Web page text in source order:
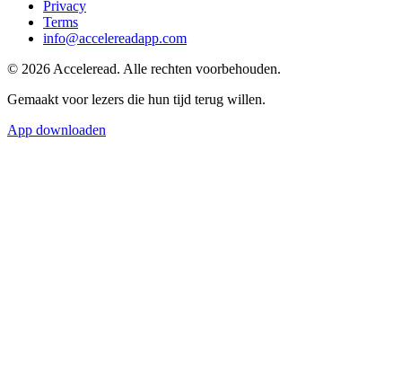
Privacy
Terms
info@accelereadapp.com
© 2026 Acceleread. Alle rechten voorbehouden.
Gemaakt voor lezers die hun tijd terug willen.
App downloaden